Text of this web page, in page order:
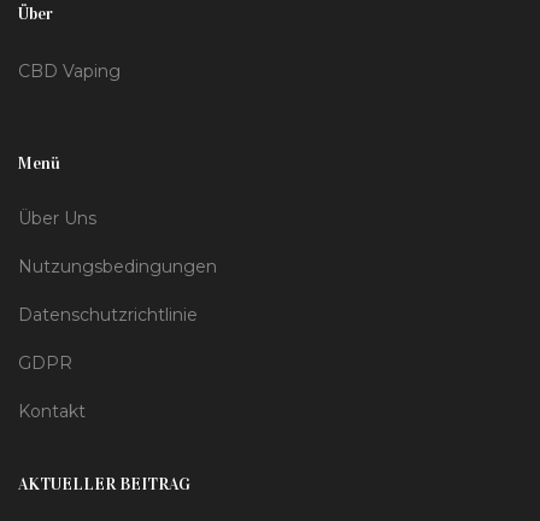
Über
CBD Vaping
Menü
Über Uns
Nutzungsbedingungen
Datenschutzrichtlinie
GDPR
Kontakt
AKTUELLER BEITRAG